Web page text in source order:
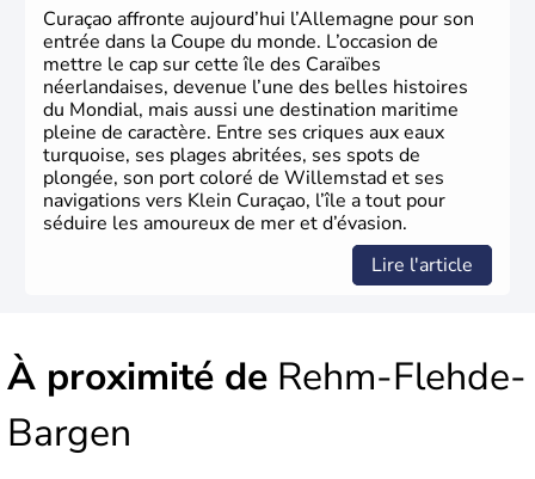
Curaçao affronte aujourd’hui l’Allemagne pour son
entrée dans la Coupe du monde. L’occasion de
mettre le cap sur cette île des Caraïbes
néerlandaises, devenue l’une des belles histoires
du Mondial, mais aussi une destination maritime
pleine de caractère. Entre ses criques aux eaux
turquoise, ses plages abritées, ses spots de
plongée, son port coloré de Willemstad et ses
navigations vers Klein Curaçao, l’île a tout pour
séduire les amoureux de mer et d’évasion.
Lire l'article
À proximité de Rehm-Flehde-
Bargen